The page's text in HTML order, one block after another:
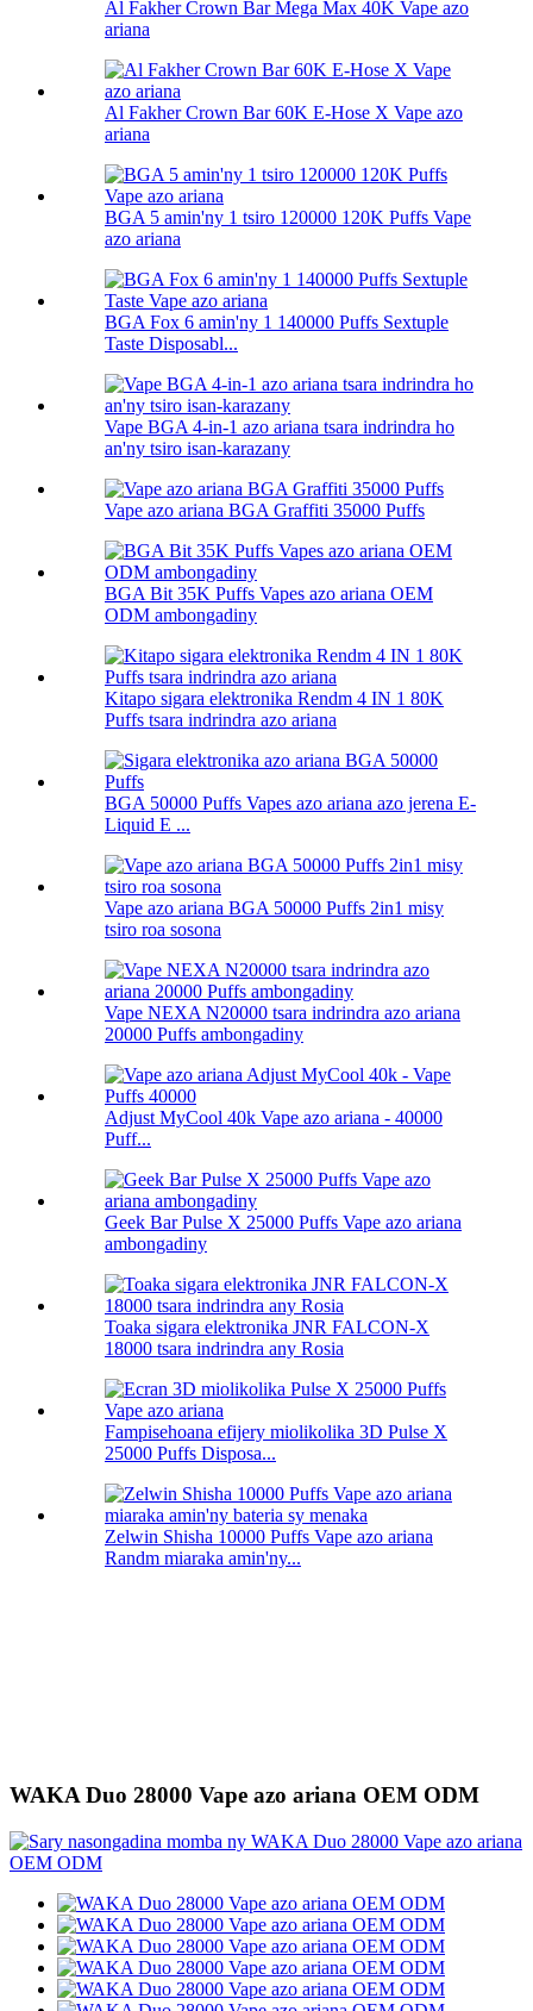
Al Fakher Crown Bar Mega Max 40K Vape azo
ariana
Al Fakher Crown Bar 60K E-Hose X Vape azo
ariana
BGA 5 amin'ny 1 tsiro 120000 120K Puffs Vape
azo ariana
BGA Fox 6 amin'ny 1 140000 Puffs Sextuple
Taste Disposabl...
Vape BGA 4-in-1 azo ariana tsara indrindra ho
an'ny tsiro isan-karazany
Vape azo ariana BGA Graffiti 35000 Puffs
BGA Bit 35K Puffs Vapes azo ariana OEM
ODM ambongadiny
Kitapo sigara elektronika Rendm 4 IN 1 80K
Puffs tsara indrindra azo ariana
BGA 50000 Puffs Vapes azo ariana azo jerena E-
Liquid E ...
Vape azo ariana BGA 50000 Puffs 2in1 misy
tsiro roa sosona
Vape NEXA N20000 tsara indrindra azo ariana
20000 Puffs ambongadiny
Adjust MyCool 40k Vape azo ariana - 40000
Puff...
Geek Bar Pulse X 25000 Puffs Vape azo ariana
ambongadiny
Toaka sigara elektronika JNR FALCON-X
18000 tsara indrindra any Rosia
Fampisehoana efijery miolikolika 3D Pulse X
25000 Puffs Disposa...
Zelwin Shisha 10000 Puffs Vape azo ariana
Randm miaraka amin'ny...
WAKA Duo 28000 Vape azo ariana OEM ODM